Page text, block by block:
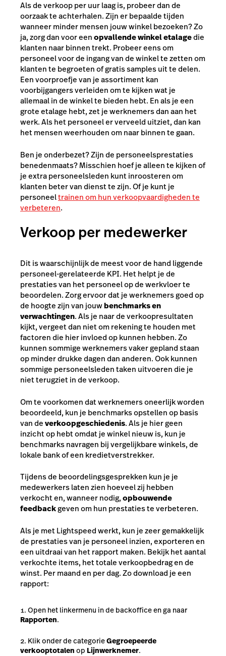
Als de verkoop per uur laag is, probeer dan de
oorzaak te achterhalen. Zijn er bepaalde tijden
wanneer minder mensen jouw winkel bezoeken? Zo
ja, zorg dan voor eenopvallende winkel etalagedie
klanten naar binnen trekt. Probeer eens om
personeel voor de ingang van de winkel te zetten om
klanten te begroeten of gratis samples uit te delen.
Een voorproefje van je assortiment kan
voorbijgangers verleiden om te kijken wat je
allemaal in de winkel te bieden hebt. En als je een
grote etalage hebt, zet je werknemers dan aan het
werk. Als het personeel er verveeld uitziet, dan kan
het mensen weerhouden om naar binnen te gaan.
Ben je onderbezet? Zijn de personeelsprestaties
benedenmaats? Misschien hoef je alleen te kijken of
je extra personeelsleden kunt inroosteren om
klanten beter van dienst te zijn. Of je kunt je
personeeltrainen om hun verkoopvaardigheden te
verbeteren.
Verkoop per medewerker
Dit is waarschijnlijk de meest voor de hand liggende
personeel-gerelateerde KPI. Het helpt je de
prestaties van het personeel op de werkvloer te
beoordelen. Zorg ervoor dat je werknemers goed op
de hoogte zijn van jouwbenchmarks en
verwachtingen. Als je naar de verkoopresultaten
kijkt, vergeet dan niet om rekening te houden met
factoren die hier invloed op kunnen hebben. Zo
kunnen sommige werknemers vaker gepland staan
op minder drukke dagen dan anderen. Ook kunnen
sommige personeelsleden taken uitvoeren die je
niet terugziet in de verkoop.
Om te voorkomen dat werknemers oneerlijk worden
beoordeeld, kun je benchmarks opstellen op basis
van deverkoopgeschiedenis. Als je hier geen
inzicht op hebt omdat je winkel nieuw is, kun je
benchmarks navragen bij vergelijkbare winkels, de
lokale bank of een kredietverstrekker.
Tijdens de beoordelingsgesprekken kun je je
medewerkers laten zien hoeveel zij hebben
verkocht en, wanneer nodig,opbouwende
feedbackgeven om hun prestaties te verbeteren.
Als je met Lightspeed werkt, kun je zeer gemakkelijk
de prestaties van je personeel inzien, exporteren en
een uitdraai van het rapport maken. Bekijk het aantal
verkochte items, het totale verkoopbedrag en de
winst. Per maand en per dag. Zo download je een
rapport:
Open het linkermenu in de backoffice en ga naar
Rapporten.
Klik onder de categorieGegroepeerde
verkooptotalen op Lijnwerknemer.